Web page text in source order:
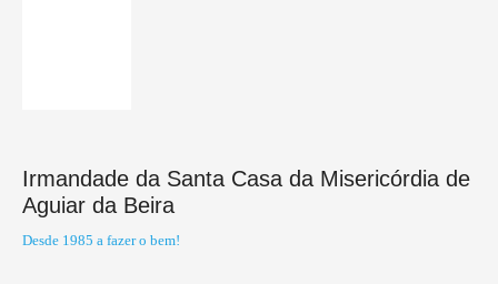
PESSOAS 2030
PESSOAS-FSE+-005335
Irmandade da Santa Casa da Misericórdia de
Aguiar da Beira
Desde 1985 a fazer o bem!